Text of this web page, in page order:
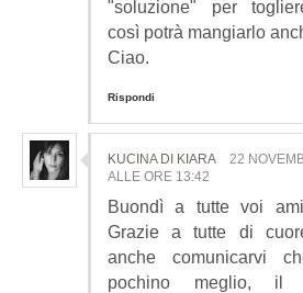
"soluzione" per
così potrà mangiarlo
Ciao.
Rispondi
KUCINA DI KIARA
22
ALLE ORE 13:42
Buondì a tutte voi
Grazie a tutte di
anche comunicarvi
pochino meglio, il